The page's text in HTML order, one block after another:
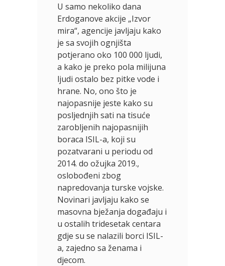
U samo nekoliko dana
Erdoganove akcije „Izvor
mira“, agencije javljaju kako
je sa svojih ognjišta
potjerano oko 100 000 ljudi,
a kako je preko pola milijuna
ljudi ostalo bez pitke vode i
hrane. No, ono što je
najopasnije jeste kako su
posljednjih sati na tisuće
zarobljenih najopasnijih
boraca ISIL-a, koji su
pozatvarani u periodu od
2014. do ožujka 2019.,
oslobođeni zbog
napredovanja turske vojske.
Novinari javljaju kako se
masovna bježanja događaju i
u ostalih tridesetak centara
gdje su se nalazili borci ISIL-
a, zajedno sa ženama i
djecom.